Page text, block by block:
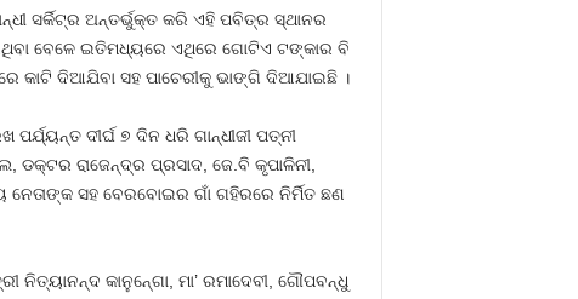
ସର୍କିଟ୍‍ର ଅନ୍ତର୍ଭୁକ୍ତ କରି ଏହି ପବିତ୍ର ସ୍ଥାନର
ବେଳେ ଇତିମଧ୍ୟରେ ଏଥିରେ ଗୋଟିଏ ଟଙ୍କାର ବି
କାଟି ଦିଆଯିବା ସହ ପାଚେରୀକୁ ଭାଙ୍ଗି ଦିଆଯାଇଛି ।
ପର୍ଯ୍ୟନ୍ତ ଦୀର୍ଘ ୭ ଦିନ ଧରି ଗାନ୍ଧୀଜୀ ପତ୍ନୀ
ଡକ୍ଟର ରାଜେନ୍ଦ୍ର ପ୍ରସାଦ, ଜେ.ବି କୃପାଳିନୀ,
ସହ ବେରବୋଇର ଗାଁ ଗହିରରେ ନିର୍ମିତ ଛଣ
ନିତ୍ୟାନନ୍ଦ କାନୁନ୍‍ଗୋ, ମା’ ରମାଦେବୀ, ଗୌପବନ୍ଧୁ